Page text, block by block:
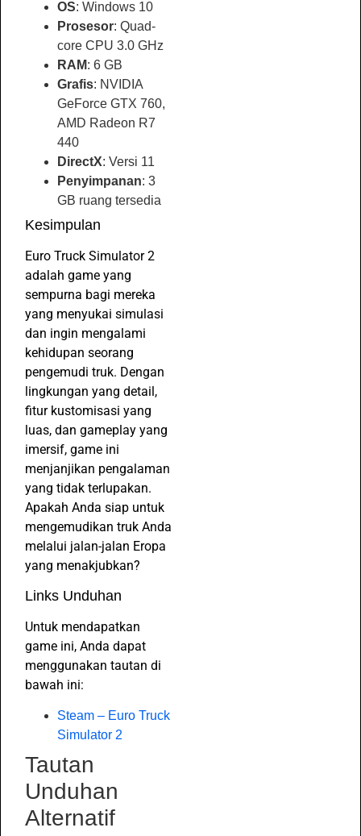
OS: Windows 10
Prosesor: Quad-
core CPU 3.0 GHz
RAM: 6 GB
Grafis: NVIDIA
GeForce GTX 760,
AMD Radeon R7
440
DirectX: Versi 11
Penyimpanan: 3
GB ruang tersedia
Kesimpulan
Euro Truck Simulator 2
adalah game yang
sempurna bagi mereka
yang menyukai simulasi
dan ingin mengalami
kehidupan seorang
pengemudi truk. Dengan
lingkungan yang detail,
fitur kustomisasi yang
luas, dan gameplay yang
imersif, game ini
menjanjikan pengalaman
yang tidak terlupakan.
Apakah Anda siap untuk
mengemudikan truk Anda
melalui jalan-jalan Eropa
yang menakjubkan?
Links Unduhan
Untuk mendapatkan
game ini, Anda dapat
menggunakan tautan di
bawah ini:
Steam – Euro Truck
Simulator 2
Tautan
Unduhan
Alternatif